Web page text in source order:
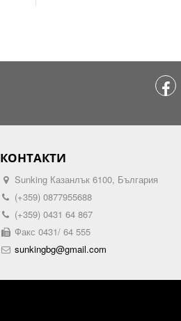
КОНТАКТИ
Sunking Казанлък 6100, България
(+359) 0877955688
(+359) 0431 64 867
Факс 0431/ 64 555
sunkingbg@gmail.com